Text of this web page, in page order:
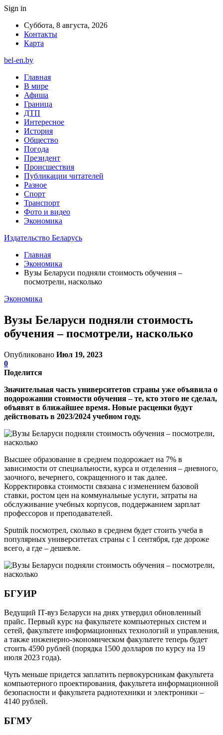
Sign in
Суббота, 8 августа, 2026
Контакты
Карта
bel-en.by
Главная
В мире
Афиша
Граница
ДТП
Интересное
История
Общество
Погода
Президент
Происшествия
Публикации читателей
Разное
Спорт
Транспорт
Фото и видео
Экономика
Издательство Беларусь
Главная
Экономика
Вузы Беларуси подняли стоимость обучения –
посмотрели, насколько
Экономика
Вузы Беларуси подняли стоимость
обучения – посмотрели, насколько
Опубликовано Июл 19, 2023
0
Поделится
Значительная часть университетов страны уже объявила о
подорожании стоимости обучения – те, кто этого не сделал,
объявят в ближайшее время. Новые расценки будут
действовать в 2023/2024 учебном году.
Высшее образование в среднем подорожает на 7% в
зависимости от специальности, курса и отделения – дневного,
заочного, вечернего, сокращенного и так далее.
Корректировка стоимости связана с изменением базовой
ставки, ростом цен на коммунальные услуги, затраты на
обслуживание учебных корпусов, поддержанием зарплат
профессоров и преподавателей.
Sputnik посмотрел, сколько в среднем будет стоить учеба в
популярных университетах страны с 1 сентября, где дороже
всего, а где – дешевле.
БГУИР
Ведущий IT-вуз Беларуси на днях утвердил обновленный
прайс. Первый курс на факультете компьютерных систем и
сетей, факультете информационных технологий и управления,
а также инженерно-экономическом факультете теперь будет
стоить 4590 рублей (порядка 1500 долларов по курсу на 19
июля 2023 года).
Чуть меньше придется заплатить первокурсникам факультета
компьютерного проектирования, факультета информационной
безопасности и факультета радиотехники и электроники –
4140 рублей.
БГМУ